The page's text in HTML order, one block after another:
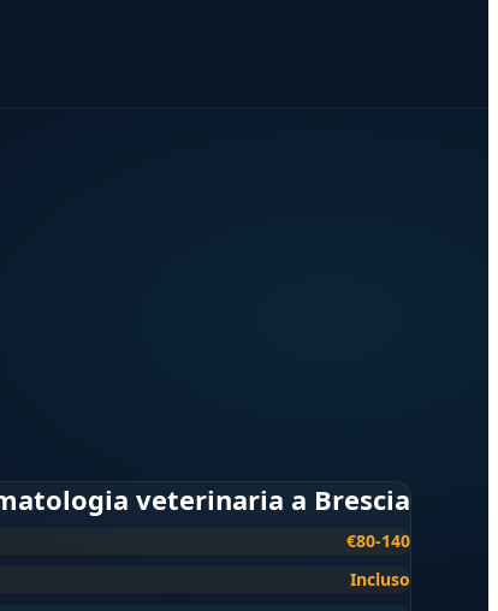
veterinaria a Brescia
€80-140
Incluso